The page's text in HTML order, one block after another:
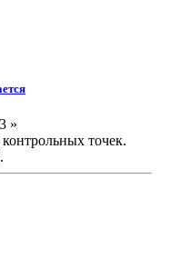
»
точек.